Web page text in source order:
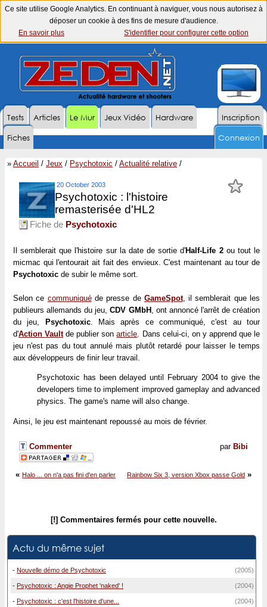
Ce site utilise Google Analytics. En continuant à naviguer, vous nous autorisez à
déposer un cookie à des fins de mesure d'audience.
En savoir plus
S'identifier pour configurer cette option
Inscription
Tests Articles Le Mur Jeux Vidéo
Hardware
Fiches
Connexion
» Accueil / Jeux / Psychotoxic / Actualité relative /
20 October 2003
Psychotoxic : l'histoire
remasterisée d'HL2
Fiche de Psychotoxic
Il semblerait que l'histoire sur la date de sortie d'Half-Life 2ou tout le
micmac qui l'entourait ait fait des envieux. C'est maintenant au tour de
Psychotoxic de subir le même sort.
Selon ce communiquéde presse de GameSpot, il semblerait que les
publieurs allemands du jeu,CDV GMbH , ont annoncé l'arrêt de création
du jeu,
Psychotoxic. Mais après ce communiqué, c'est au tour
d'Action Vaultde publier sonarticle. Dans celui-ci, on y apprend que le
jeu n'est pas du tout annulé mais plutôt retardé pour laisser le temps
aux développeurs de finir leur travail.
Psychotoxic has been delayed until February 2004 to give the
developers time to implement improved gameplay and advanced
physics. The game's name will also change.
Ainsi, le jeu est maintenant repoussé au mois de février.
par Bibi
Commenter
Rainbow Six 3, version Xbox passe Gold »
« Halo ... on n'a pas fini d'en parler
[!] Commentaires fermés pour cette nouvelle.
Actu du même sujet
- Nouvelle démo de Psychotoxic (2005)
- Psychotoxic : Angie Prophet 'naked' ! (2004)
- Psychotoxic : c'est l'histoire d'une... (2004)